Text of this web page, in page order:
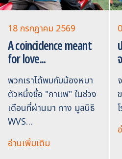
18 กรกฎาคม 2569
A coincidence meant
for love...
พวกเราได้พบกับน้องหมา
ตัวหนึ่งชื่อ "กาแฟ" ในช่วง
เดือนที่ผ่านมา ทาง มูลนิธิ
WVS…
อ่านเพิ่มเติม